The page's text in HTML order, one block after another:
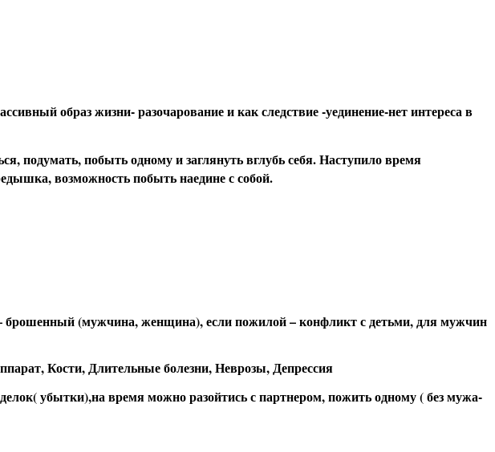
образ жизни- разочарование и как следствие -уединение-нет интереса в
подумать, побыть одному и заглянуть вглубь себя. Наступило время
возможность побыть наедине с собой.
брошенный (мужчина, женщина), если пожилой – конфликт с детьми, для мужчин
Кости, Длительные болезни, Неврозы, Депрессия
убытки),на время можно разойтись с партнером, пожить одному ( без мужа-